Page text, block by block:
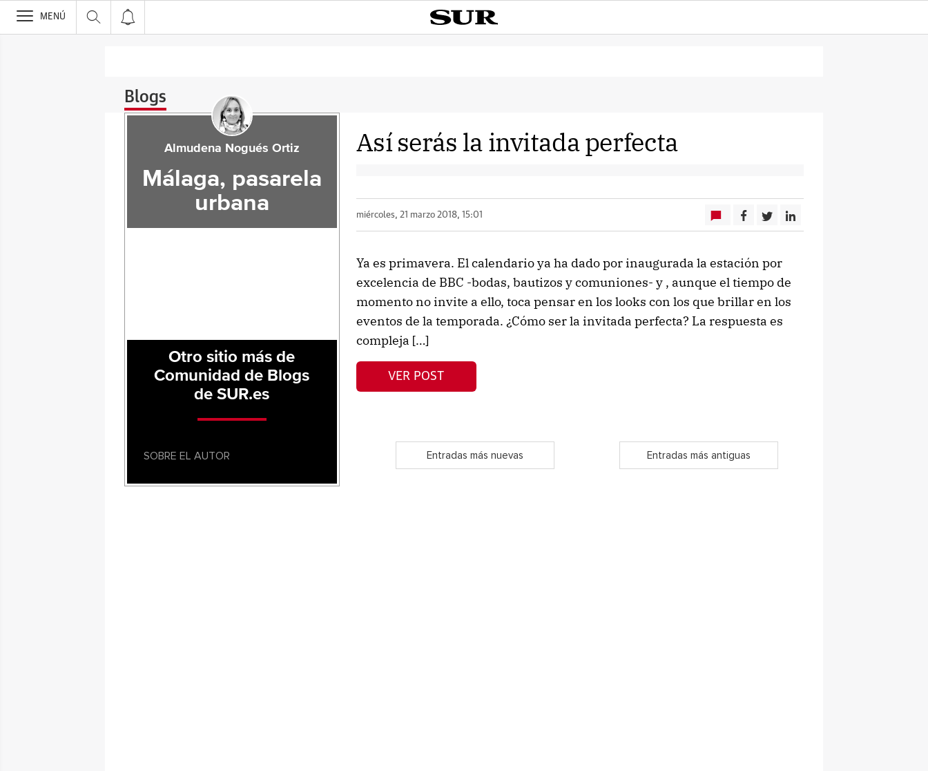
>
MENÚ
Blogs
Así serás la invitada perfecta
miércoles, 21 marzo 2018, 15:01
Ya es primavera. El calendario ya ha dado por inaugurada la estación por
excelencia de BBC -bodas, bautizos y comuniones- y , aunque el tiempo de
momento no invite a ello, toca pensar en los looks con los que brillar en los
eventos de la temporada. ¿Cómo ser la invitada perfecta? La respuesta es
compleja […]
VER POST
Entradas más nuevas Entradas más antiguas
Almudena Nogués Ortiz
Málaga, pasarela
urbana
Otro sitio más de
Comunidad de Blogs
de SUR.es
SOBRE EL AUTOR